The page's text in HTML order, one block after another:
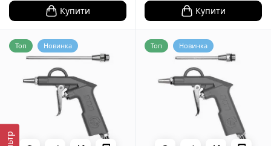
Купити Купити
Топ Новинка Топ Новинка